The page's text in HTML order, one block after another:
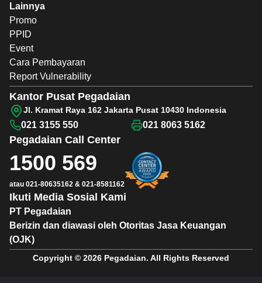
Lainnya
Promo
PPID
Event
Cara Pembayaran
Report Vulnerability
PT Pegadaian
Berizin dan diawasi oleh Otoritas Jasa Keuangan
(OJK)
Ikuti Media Sosial Kami
Pegadaian Call Center
1500 569
atau 021-80635162 & 021-8581162
Kantor Pusat Pegadaian
Jl. Kramat Raya 162 Jakarta Pusat 10430 Indonesia
021 3155 550 021 8063 5162
Copyright © 2026 Pegadaian. All Rights Reserved